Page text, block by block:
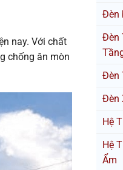
nay. Với chất
chống ăn mòn
Đèn
Đèn
Đèn
Đèn
Hệ
Hệ
Ẩm